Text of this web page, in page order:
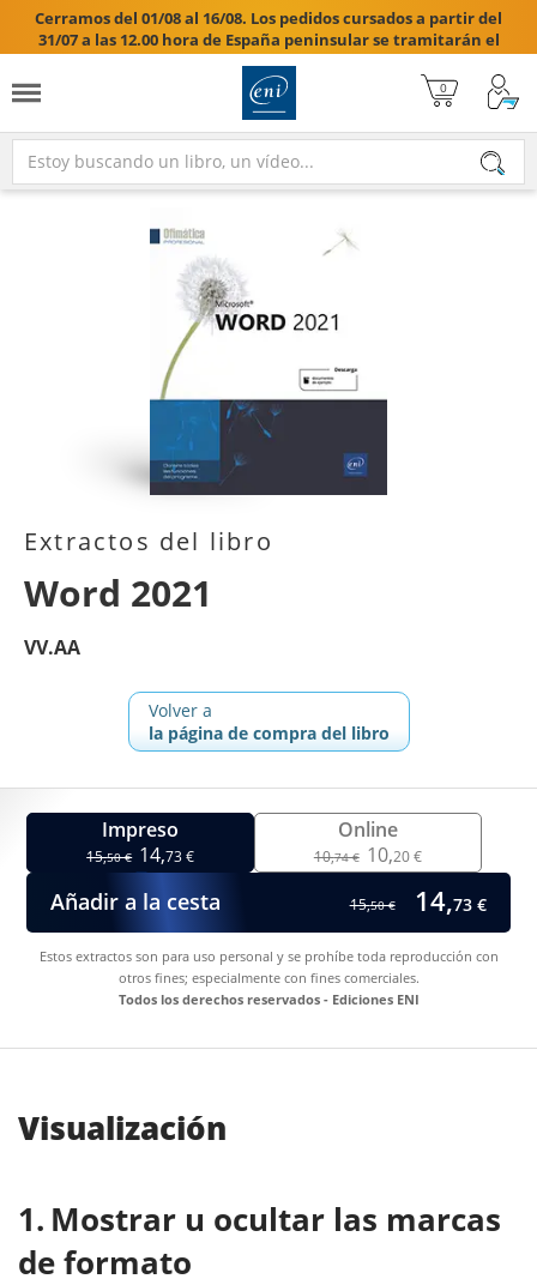
Cerramos del 01/08 al 16/08. Los pedidos cursados a partir del
31/07 a las 12.00 hora de España peninsular se tramitarán el
17/08/2026.

Extractos del libro
Word 2021
VV.AA
Volver a
la página de compra del libro
Impreso
15,50 € 14,73 €
Online
10,74 € 10,20 €
Añadir a la cesta 15,50 € 14,73 €
Estos extractos son para uso personal y se prohíbe toda reproducción con
otros fines; especialmente con fines comerciales.
Todos los derechos reservados - Ediciones ENI
Visualización
Mostrar u ocultar las marcas
de formato